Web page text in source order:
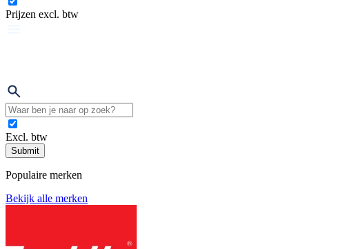
Prijzen excl. btw
Excl. btw
Submit
Populaire merken
Bekijk alle merken